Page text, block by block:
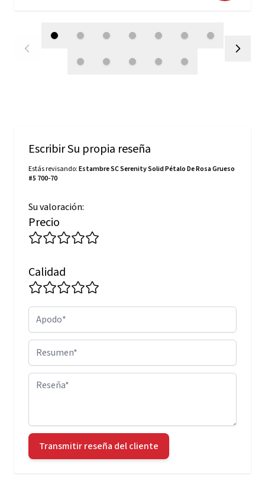
Escribir Su propia reseña
Estás revisando:Estambre SC Serenity Solid Pétalo De Rosa Grueso
#5 700-70
Su valoración:
Precio
Calidad
Apodo
Resumen
Reseña
Transmitir reseña del cliente